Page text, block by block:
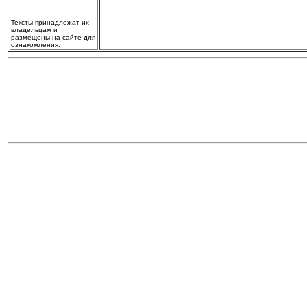
Тексты принадлежат их
владельцам и
размещены на сайте для
ознакомления.